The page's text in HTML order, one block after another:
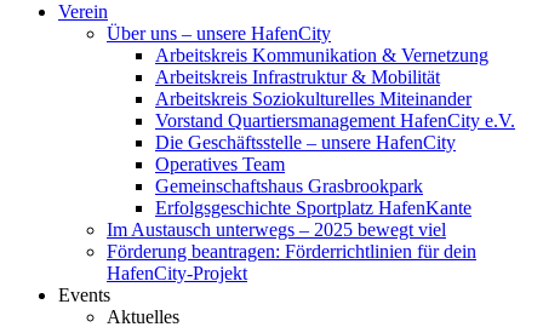
Verein
Über uns – unsere HafenCity
Arbeitskreis Kommunikation & Vernetzung
Arbeitskreis Infrastruktur & Mobilität
Arbeitskreis Soziokulturelles Miteinander
Vorstand Quartiersmanagement HafenCity e.V.
Die Geschäftsstelle – unsere HafenCity
Operatives Team
Gemeinschaftshaus Grasbrookpark
Erfolgsgeschichte Sportplatz HafenKante
Im Austausch unterwegs – 2025 bewegt viel
Förderung beantragen: Förderrichtlinien für dein
HafenCity-Projekt
Events
Aktuelles